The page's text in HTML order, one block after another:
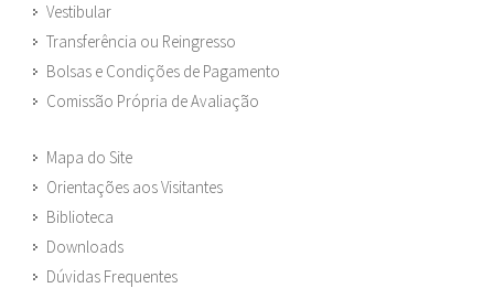
Vestibular
Transferência ou Reingresso
Bolsas e Condições de Pagamento
Comissão Própria de Avaliação
Mapa do Site
Orientações aos Visitantes
Biblioteca
Downloads
Dúvidas Frequentes